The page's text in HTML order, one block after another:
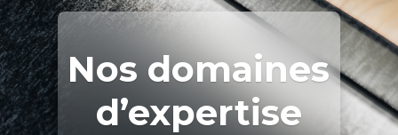
Nos domaines
d’expertise